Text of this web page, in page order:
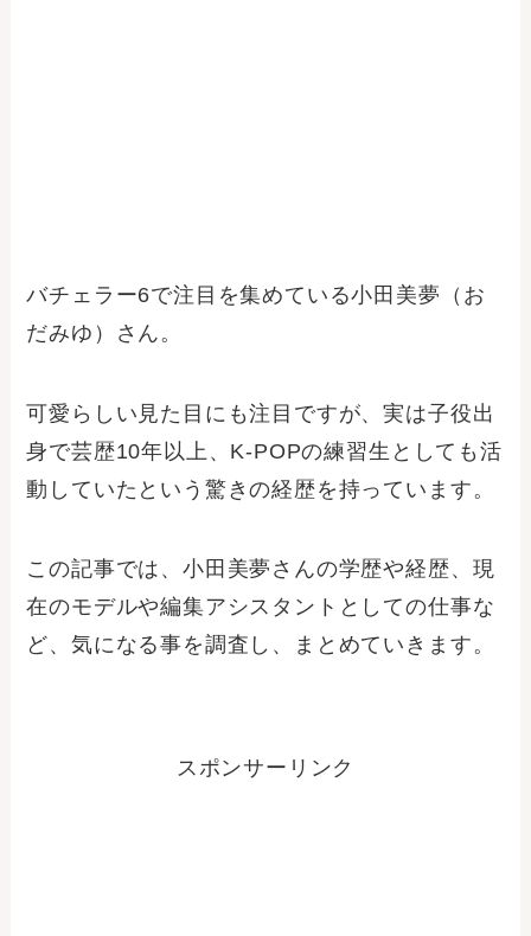
バチェラー6で注目を集めている小田美夢（お
だみゆ）さん。
可愛らしい見た目にも注目ですが、実は子役出
身で芸歴10年以上、K-POPの練習生としても活
動していたという驚きの経歴を持っています。
この記事では、小田美夢さんの学歴や経歴、現
在のモデルや編集アシスタントとしての仕事な
ど、気になる事を調査し、まとめていきます。
スポンサーリンク